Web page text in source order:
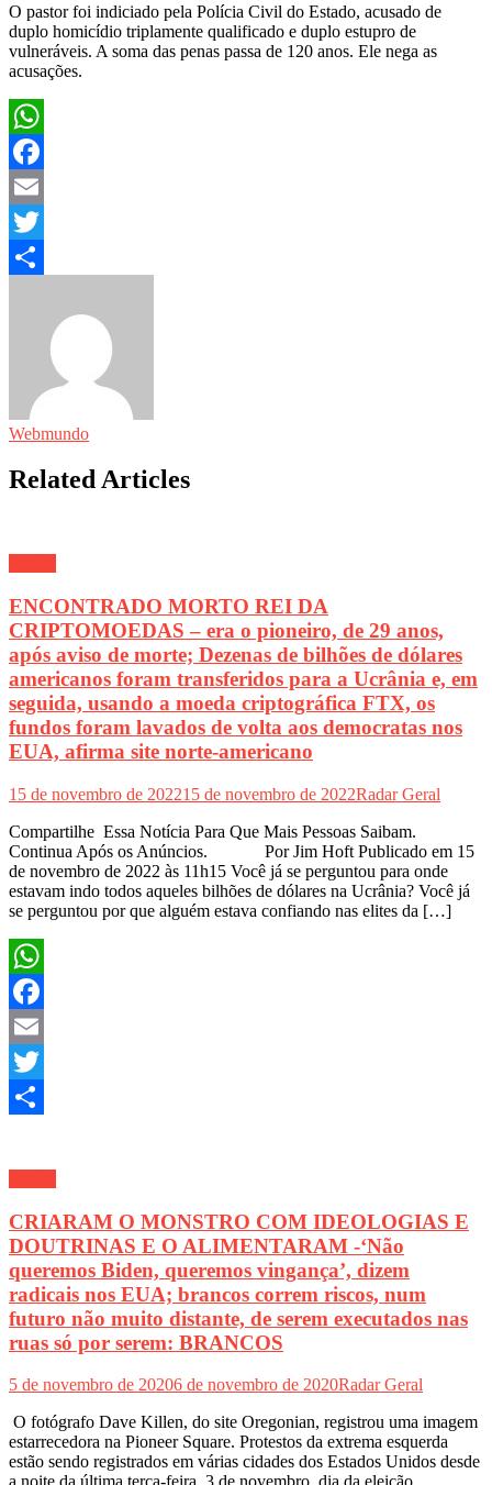
O pastor foi indiciado pela Polícia Civil do Estado, acusado de
duplo homicídio triplamente qualificado e duplo estupro de
vulneráveis. A soma das penas passa de 120 anos. Ele nega as
acusações.
WhatsApp
Facebook
Email
Twitter
Webmundo
Related Articles
ENCONTRADO MORTO REI DA
CRIPTOMOEDAS – era o pioneiro, de 29 anos,
após aviso de morte; Dezenas de bilhões de dólares
americanos foram transferidos para a Ucrânia e, em
seguida, usando a moeda criptográfica FTX, os
fundos foram lavados de volta aos democratas nos
EUA, afirma site norte-americano
15 de novembro de 202215 de novembro de 2022Radar Geral
Compartilhe Essa Notícia Para Que Mais Pessoas Saibam.
Continua Após os Anúncios. Por Jim Hoft Publicado em 15
de novembro de 2022 às 11h15 Você já se perguntou para onde
estavam indo todos aqueles bilhões de dólares na Ucrânia? Você já
se perguntou por que alguém estava confiando nas elites da […]
WhatsApp
Facebook
Email
Twitter
CRIARAM O MONSTRO COM IDEOLOGIAS E
DOUTRINAS E O ALIMENTARAM -‘Não
queremos Biden, queremos vingança’, dizem
radicais nos EUA; brancos correm riscos, num
futuro não muito distante, de serem executados nas
ruas só por serem: BRANCOS
5 de novembro de 20206 de novembro de 2020Radar Geral
O fotógrafo Dave Killen, do site Oregonian, registrou uma imagem
estarrecedora na Pioneer Square. Protestos da extrema esquerda
estão sendo registrados em várias cidades dos Estados Unidos desde